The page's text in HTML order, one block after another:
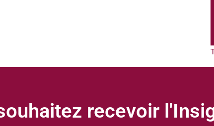
recevoir